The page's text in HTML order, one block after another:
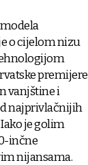
o cijelom nizu
premijere
vanjštine i
najprivlačnijih
je golim
inčne
nijansama.